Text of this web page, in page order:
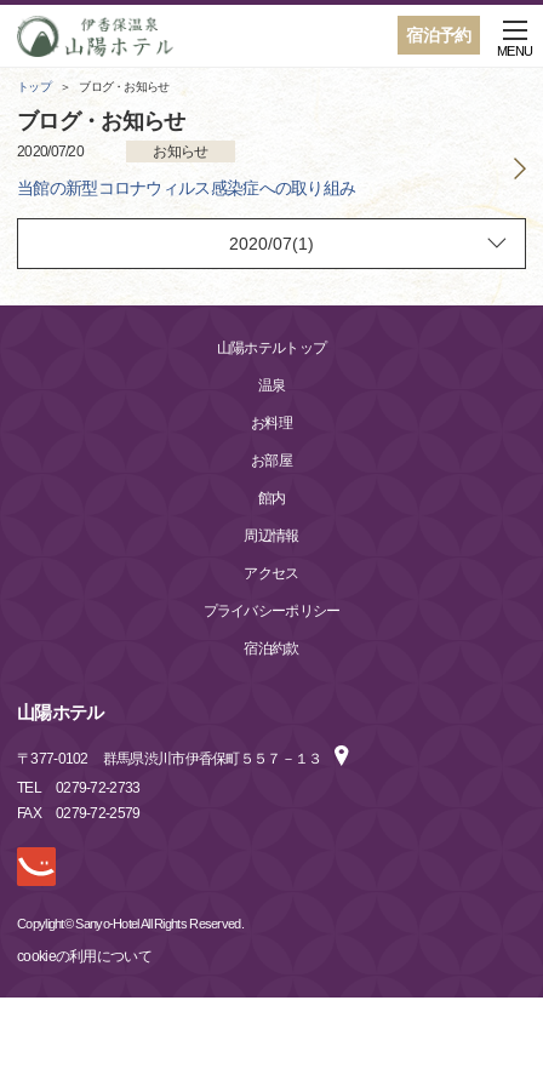
宿泊予約
MENU
トップ ブログ・お知らせ
ブログ・お知らせ
2020/07/20 お知らせ
当館の新型コロナウィルス感染症への取り組み
山陽ホテルトップ
温泉
お料理
お部屋
館内
周辺情報
アクセス
プライバシーポリシー
宿泊約款
山陽ホテル
〒377-0102
群馬県渋川市伊香保町５５７－１３
TEL
0279-72-2733
FAX
0279-72-2579
Copylight© Sanyo-Hotel All Rights Reserved.
cookieの利用について